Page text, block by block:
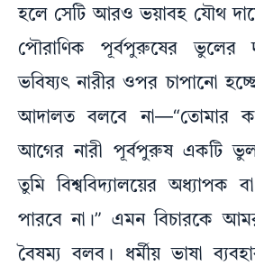
হলে সেটি আরও ভয়াবহ যৌথ
পৌরাণিক পূর্বপুরুষের ভুলের
ভবিষ্যৎ নারীর ওপর চাপানো
আদালত বলবে না—“তোমার
আগের নারী পূর্বপুরুষ একটি
তুমি বিশ্ববিদ্যালয়ের অধ্যাপক
পারবে না।” এমন বিচারকে
বৈষম্য বলব। ধর্মীয় ভাষা